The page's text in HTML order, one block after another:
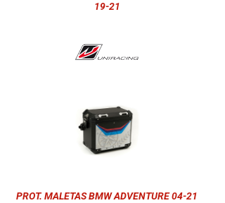
19-21
PROT. MALETAS BMW ADVENTURE 04-21